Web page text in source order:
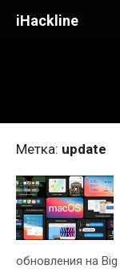
iHackline
Метка: update
обновления на Big